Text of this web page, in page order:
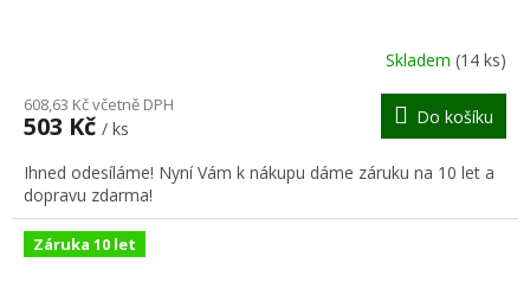
R
M
A
Skladem (14 ks)
608,63 Kč včetně DPH
503 Kč / ks
Do košíku
Ihned odesíláme! Nyní Vám k nákupu dáme záruku na 10 let a
dopravu zdarma!
Záruka 10 let